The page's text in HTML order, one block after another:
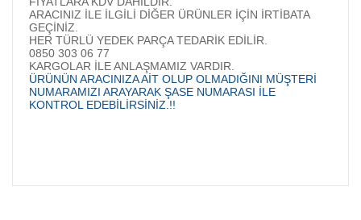
ARACINIZ İLE İLGİLİ DİĞER ÜRÜNLER İÇİN İRTİBATA
GEÇİNİZ.
HER TÜRLÜ YEDEK PARÇA TEDARİK EDİLİR.
0850 303 06 77
KARGOLAR İLE ANLAŞMAMIZ VARDIR.
ÜRÜNÜN ARACINIZA AİT OLUP OLMADIĞINI MÜŞTERİ
NUMARAMIZI ARAYARAK ŞASE NUMARASI İLE
KONTROL EDEBİLİRSİNİZ.!!
Bu ürünün fiyat bilgisi, resim, ürün açıklamalarında ve diğer